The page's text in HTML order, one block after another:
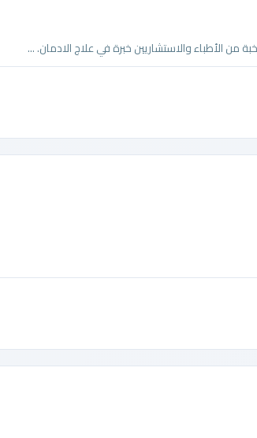
الأطباء والاستشاريين خبرة في علاج الادمان. ...